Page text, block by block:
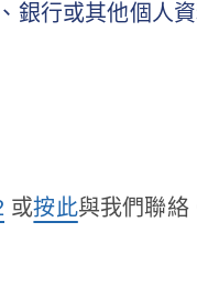
銀行或其他個人
或按此與我們聯絡